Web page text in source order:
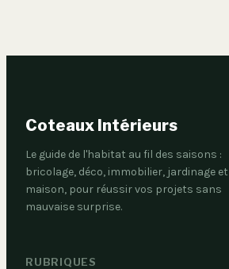
Coteaux Intérieurs
Le guide de l'habitat au fil des saisons :
bricolage, déco, immobilier, jardinage et
maison, pour réussir vos projets sans
mauvaise surprise.
RUBRIQUES